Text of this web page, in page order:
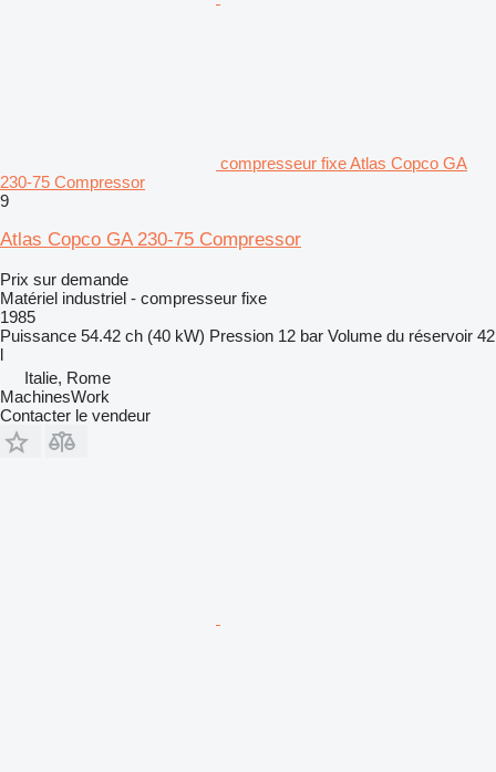
compresseur fixe Atlas Copco GA
230-75 Compressor
9
Atlas Copco GA 230-75 Compressor
Prix sur demande
Matériel industriel - compresseur fixe
1985
Puissance 54.42 ch (40 kW) Pression 12 bar Volume du réservoir 42
l
Italie, Rome
MachinesWork
Contacter le vendeur